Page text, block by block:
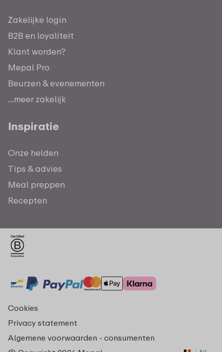
Zakelijke login
B2B en loyaliteit
Klant worden?
Mepal Pro
Beurzen & evenementen
...meer zakelijk
Inspiratie
Onze helden
Tips & advies
Meal preppen
Recepten
Cookies
Privacy statement
Algemene voorwaarden - consumenten